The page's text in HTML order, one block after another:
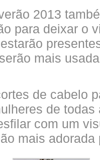
2013
para deixar o
mais
de cabelo
de
com um
mais adorada